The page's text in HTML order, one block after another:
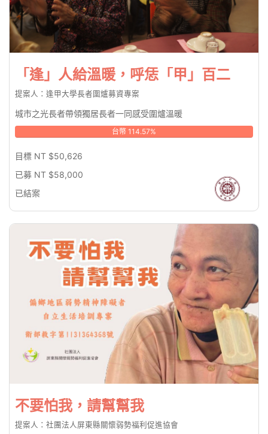
「逢」人給溫暖，呼恁「甲」百二
提案人：逢甲大學長者圍爐募資專案
城市之光長者帶領獨居長者一同感受圍爐溫暖
台幣 114.57%
目標 NT $50,626
已募 NT $58,000
已結案
不要怕我，請幫幫我
提案人：社團法人屏東縣關懷弱勢福利促進協會